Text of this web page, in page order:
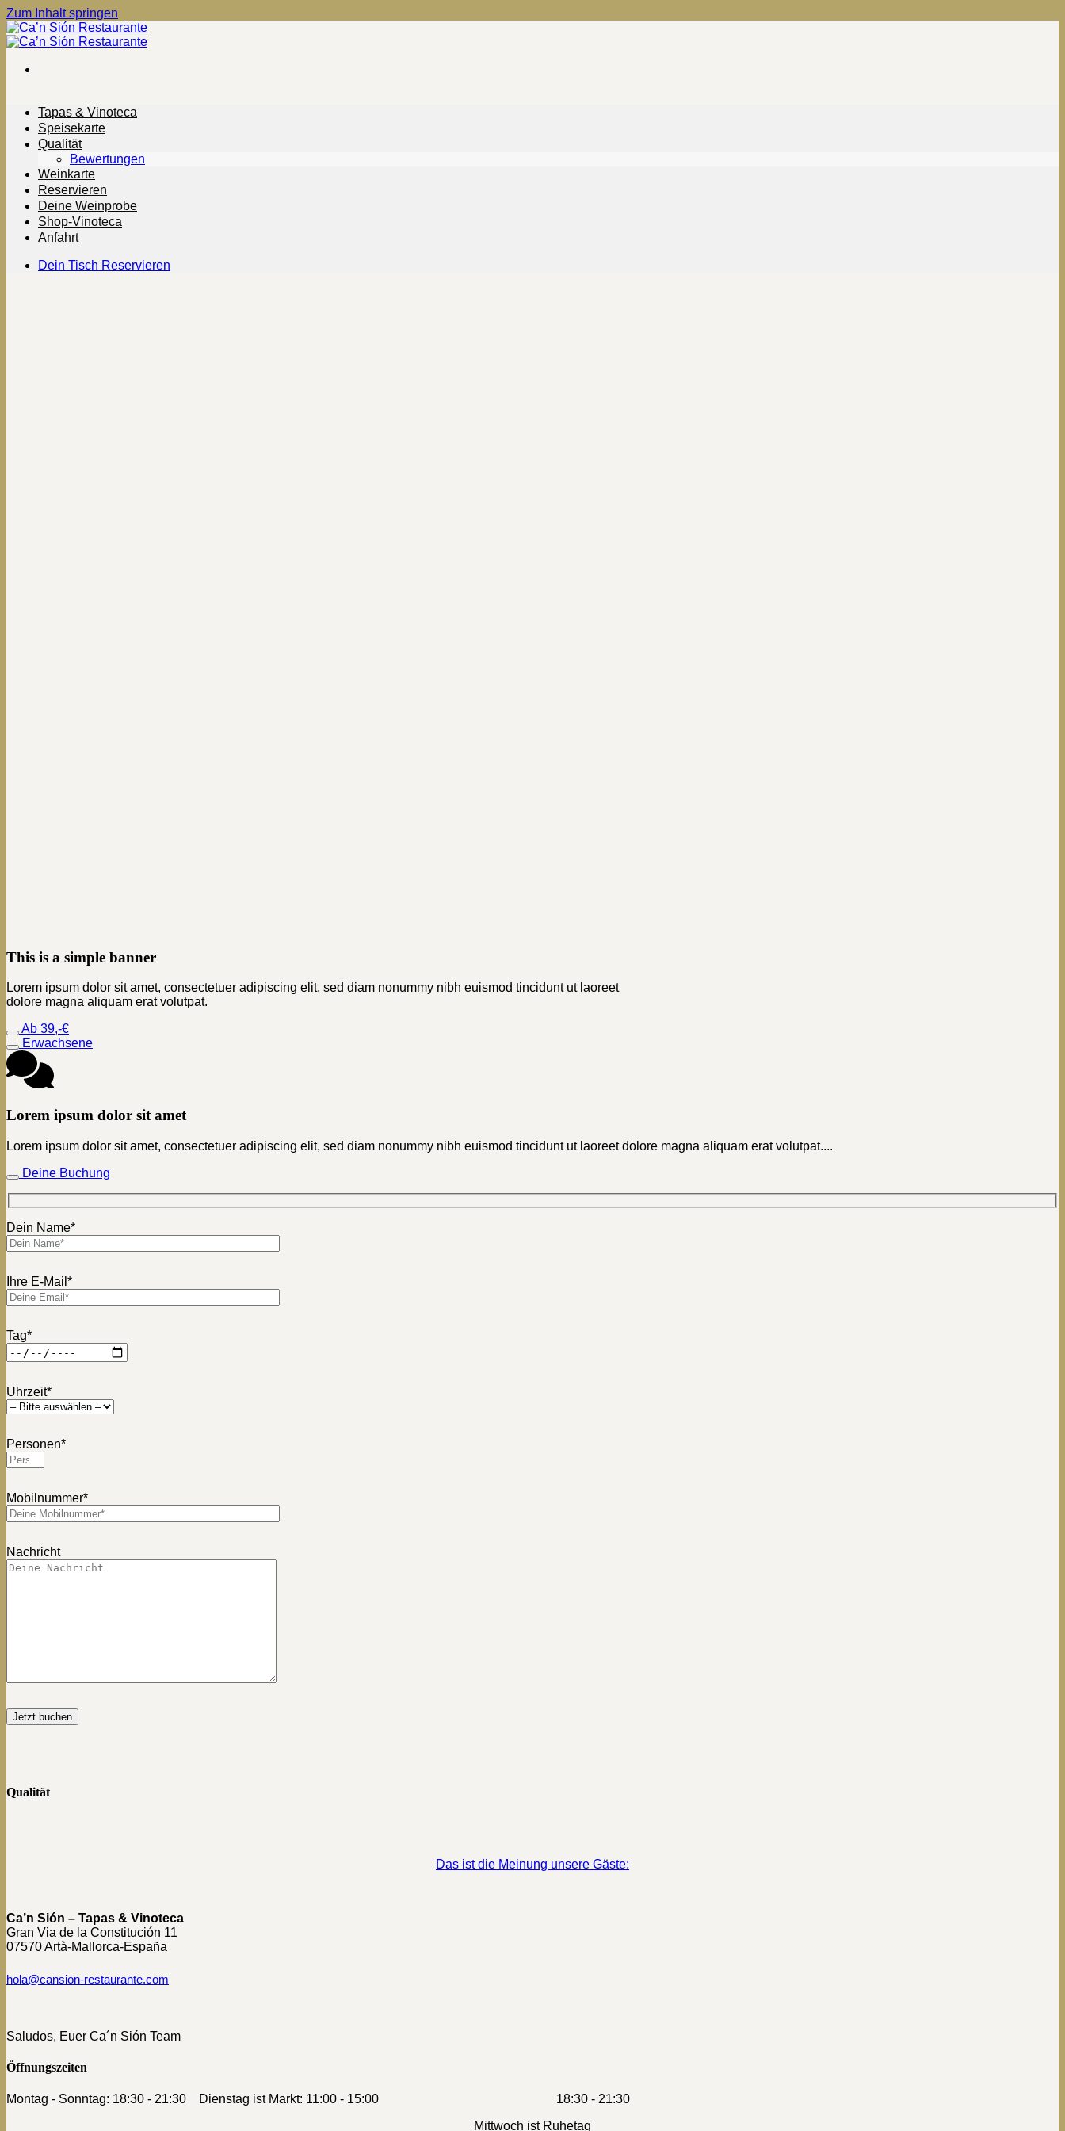
Zum Inhalt springen
Tapas & Vinoteca
Speisekarte
Qualität
Bewertungen
Weinkarte
Reservieren
Deine Weinprobe
Shop-Vinoteca
Anfahrt
Dein Tisch Reservieren
This is a simple banner
Lorem ipsum dolor sit amet, consectetuer adipiscing elit, sed diam nonummy nibh euismod tincidunt ut laoreet
dolore magna aliquam erat volutpat.
Ab 39,-€
Erwachsene
Lorem ipsum dolor sit amet
Lorem ipsum dolor sit amet, consectetuer adipiscing elit, sed diam nonummy nibh euismod tincidunt ut laoreet dolore magna aliquam erat volutpat....
Deine Buchung
Dein Name*
Ihre E-Mail*
Tag*
Uhrzeit*
Personen*
Mobilnummer*
Nachricht
Qualität
Das ist die Meinung unsere Gäste:
Ca’n Sión – Tapas & Vinoteca
Gran Via de la Constitución 11
07570 Artà-Mallorca-España
hola@cansion-restaurante.com
Saludos, Euer Ca´n Sión Team
Öffnungszeiten
Montag - Sonntag: 18:30 - 21:30 Dienstag ist Markt: 11:00 - 15:00 18:30 - 21:30
Mittwoch ist Ruhetag